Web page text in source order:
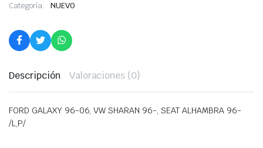
Categoría: NUEVO
Descripción Valoraciones (0)
FORD GALAXY 96-06, VW SHARAN 96-, SEAT ALHAMBRA 96-
/L,P/